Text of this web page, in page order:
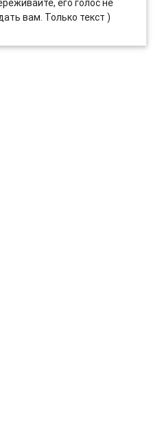
его голос не
вам. Только текст )